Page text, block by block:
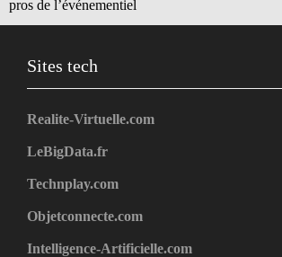
pros de l’événementiel
Sites tech
Realite-Virtuelle.com
LeBigData.fr
Technplay.com
Objetconnecte.com
Intelligence-Artificielle.com